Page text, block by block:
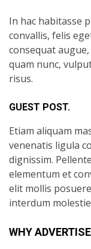
In hac habitasse
convallis, felis
consequat
quam nunc,
risus.
GUEST POST.
Etiam aliquam
venenatis ligula
dignissim.
elementum et
elit mollis
interdum
WHY